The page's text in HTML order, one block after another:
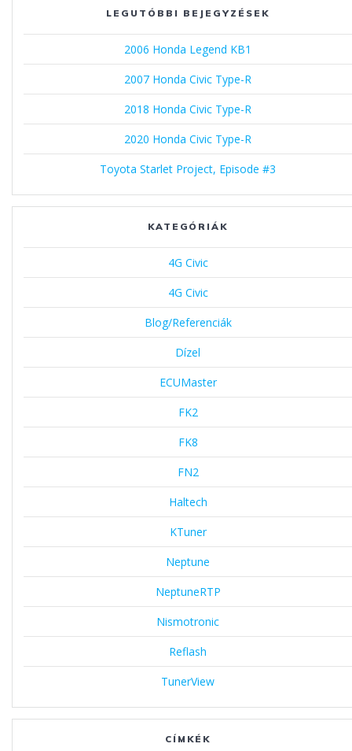
LEGUTÓBBI BEJEGYZÉSEK
2006 Honda Legend KB1
2007 Honda Civic Type-R
2018 Honda Civic Type-R
2020 Honda Civic Type-R
Toyota Starlet Project, Episode #3
KATEGÓRIÁK
4G Civic
4G Civic
Blog/Referenciák
Dízel
ECUMaster
FK2
FK8
FN2
Haltech
KTuner
Neptune
NeptuneRTP
Nismotronic
Reflash
TunerView
CÍMKÉK